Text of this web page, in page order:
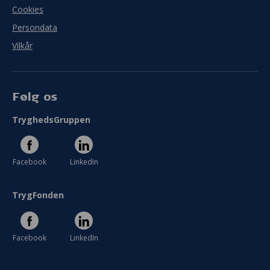
Cookies
Persondata
Vilkår
Følg os
TryghedsGruppen
Facebook LinkedIn
TrygFonden
Facebook LinkedIn